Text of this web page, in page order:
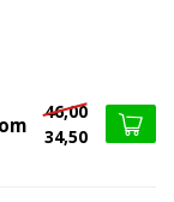
46,00
34,50